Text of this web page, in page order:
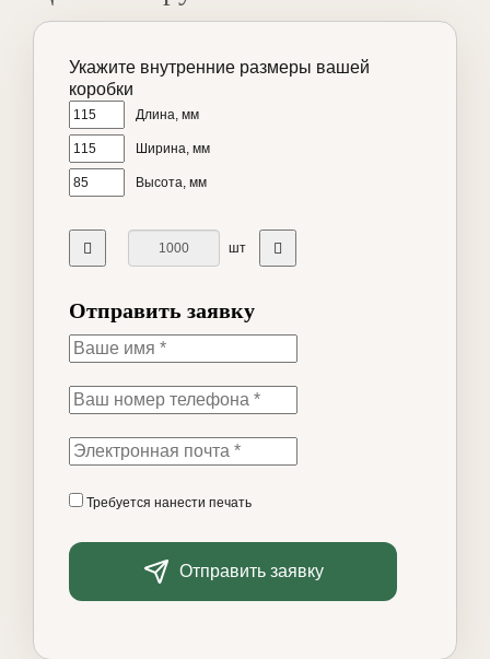
Укажите внутренние размеры вашей
коробки
Длина, мм
Ширина, мм
Высота, мм
шт
Отправить заявку
Требуется нанести печать
Отправить заявку